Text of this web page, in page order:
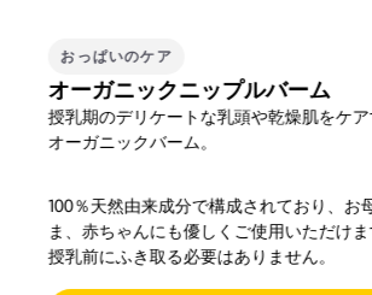
おっぱいのケア
オーガニックニップルバーム
授乳期のデリケートな乳頭や乾燥肌をケア
オーガニックバーム。
100％天然由来成分で構成されており、お
ま、赤ちゃんにも優しくご使用いただけま
授乳前にふき取る必要はありません。